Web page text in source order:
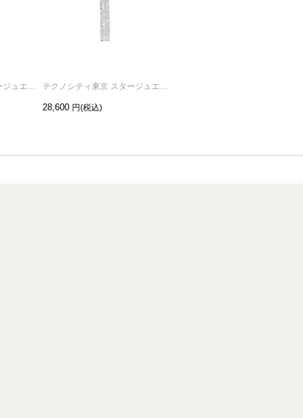
テクノシティ東京 スタージュエリーネックレス シルバー / 単品 テクノシティ東京 スタージュエリーネックレス ロジウム / 単品
28,600